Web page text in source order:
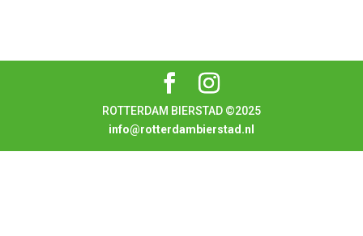
ROTTERDAM BIERSTAD ©2025
info@rotterdambierstad.nl